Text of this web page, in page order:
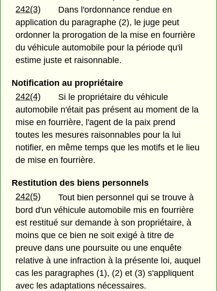
242(3)
Dans l'ordonnance rendue en
application du paragraphe (2), le juge peut
ordonner la prorogation de la mise en fourrière
du véhicule automobile pour la période qu'il
estime juste et raisonnable.
Notification au propriétaire
242(4)
Si le propriétaire du véhicule
automobile n'était pas présent au moment de la
mise en fourrière, l'agent de la paix prend
toutes les mesures raisonnables pour la lui
notifier, en même temps que les motifs et le lieu
de mise en fourrière.
Restitution des biens personnels
242(5)
Tout bien personnel qui se trouve à
bord d'un véhicule automobile mis en fourrière
est restitué sur demande à son propriétaire, à
moins que ce bien ne soit exigé à titre de
preuve dans une poursuite ou une enquête
relative à une infraction à la présente loi, auquel
cas les paragraphes (1), (2) et (3) s'appliquent
avec les adaptations nécessaires.